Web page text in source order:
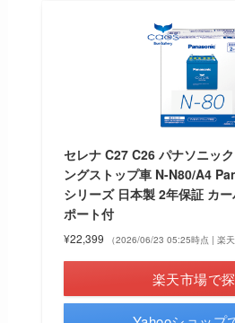
セレナ C27 C26 パナソニッ
ングストップ車 N-N80/A4
シリーズ 日本製 2年保証 カ
ポート付
¥22,399 （2026/06/23 05:25時点 | 楽天
楽天市場で